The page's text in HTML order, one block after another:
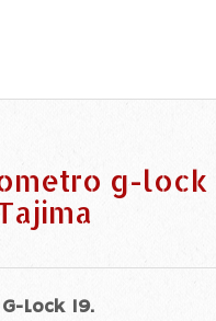
g-lock
Lock 19.